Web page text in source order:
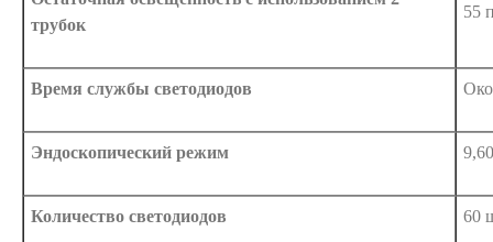
трубок
55
Время службы светодиодов
Эндоскопический режим
Количество светодиодов 60